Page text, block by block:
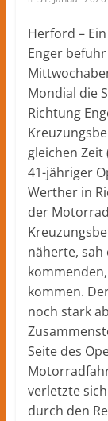
lokale
Nachrichten
und
mehr
aus
Herford
im
Kreis
Herford
Herford –
Enger
Mondial die
Richtung
gleichen
41-jähriger
Werther in
der
näherte,
kommen.
noch stark
Seite des
verletzte
durch den